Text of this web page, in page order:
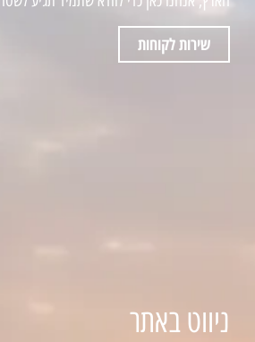
שירות לקוחות
ניווט באתר